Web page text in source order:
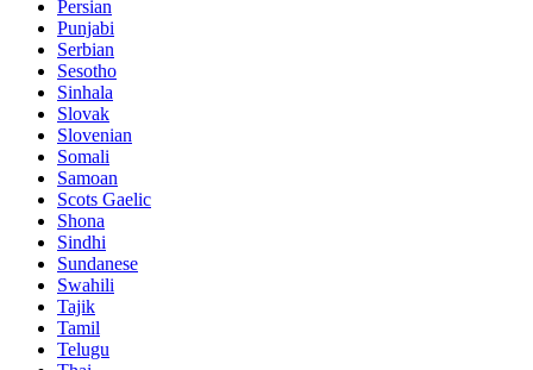
Persian
Punjabi
Serbian
Sesotho
Sinhala
Slovak
Slovenian
Somali
Samoan
Scots Gaelic
Shona
Sindhi
Sundanese
Swahili
Tajik
Tamil
Telugu